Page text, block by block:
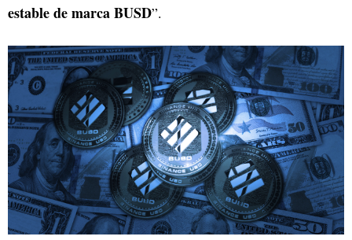
estable de marca BUSD”.